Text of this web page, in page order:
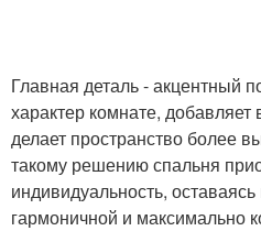
Главная деталь - акцентный
характер комнате, добавляет
делает пространство более
такому решению спальня
индивидуальность,
гармоничной и максимально